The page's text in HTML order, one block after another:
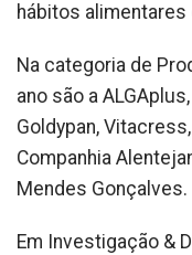
hábitos
Na categoria de
ano são a
Goldypan,
Companhia
Mendes Gonçalves.
Em Investigação &